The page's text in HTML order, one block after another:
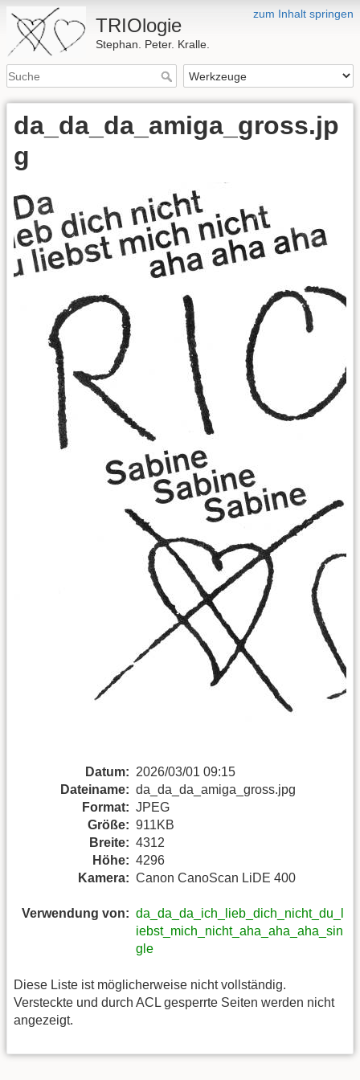
zum Inhalt springen
TRIOlogie
Stephan. Peter. Kralle.
da_da_da_amiga_gross.jp
g
Datum: 2026/03/01 09:15
Dateiname: da_da_da_amiga_gross.jpg
Format: JPEG
Größe: 911KB
Breite: 4312
Höhe: 4296
Kamera: Canon CanoScan LiDE 400
Verwendung von: da_da_da_ich_lieb_dich_nicht_du_l
iebst_mich_nicht_aha_aha_aha_sin
gle
Diese Liste ist möglicherweise nicht vollständig.
Versteckte und durch ACL gesperrte Seiten werden nicht
angezeigt.